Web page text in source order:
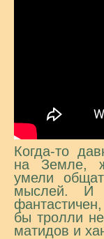
Когда-то
на Земле,
умели
мыслей. И
бы тролли
матидов и